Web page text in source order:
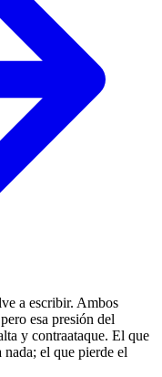
a escribir. Ambos
esa presión del
y contraataque. El que
el que pierde el